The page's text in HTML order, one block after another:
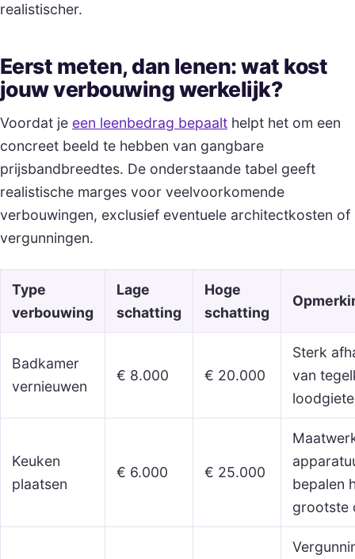
realistischer.
Eerst meten, dan lenen: wat kost
jouw verbouwing werkelijk?
Voordat je een leenbedrag bepaalt helpt het om een
concreet beeld te hebben van gangbare
prijsbandbreedtes. De onderstaande tabel geeft
realistische marges voor veelvoorkomende
verbouwingen, exclusief eventuele architectkosten of
vergunningen.
Type
verbouwing
Lage
schatting
Hoge
schatting
Badkamer
vernieuwen
€ 8.000 € 20.000
Sterk
van
Keuken
plaatsen
€ 6.000 € 25.000
bepalen
grootste